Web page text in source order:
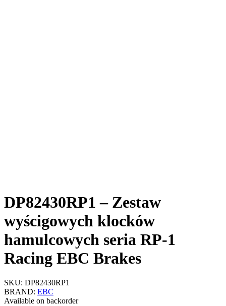
DP82430RP1 – Zestaw
wyścigowych klocków
hamulcowych seria RP-1
Racing EBC Brakes
SKU: DP82430RP1
BRAND: EBC
Available on backorder